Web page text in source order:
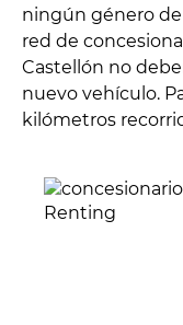
ningún género
red de
Castellón no
nuevo vehículo.
kilómetros